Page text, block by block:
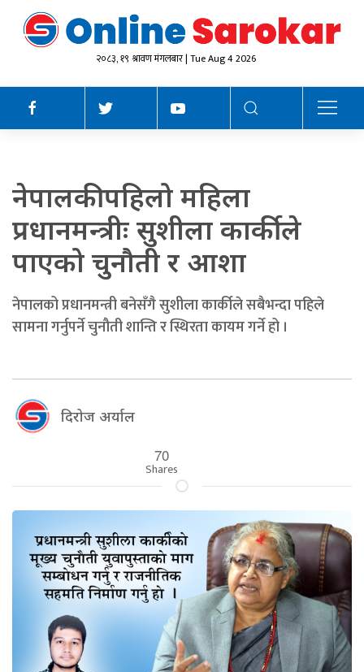
२०८३, १९ श्रावण मंगलबार | Tue Aug 4 2026
नेपालकी पहिलो महिला
प्रधानमन्त्रीः सुशीला कार्कीले
पाएको चुनौती र आशा
नेपालको प्रधानमन्त्री बनेसँगै सुशीला कार्कीले सबैभन्दा पहिले
सामना गर्नुपर्ने चुनौती शान्ति र स्थिरता कायम गर्ने हो ।
दिरोज अर्याल
70
Shares